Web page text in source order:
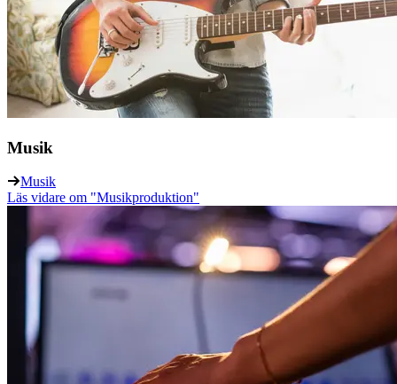
Musik
Musik
Läs vidare om "Musikproduktion"